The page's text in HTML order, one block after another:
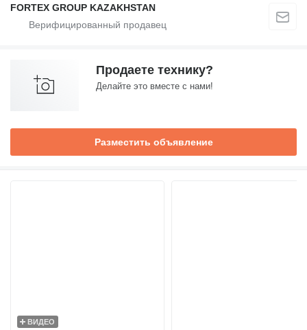
FORTEX GROUP KAZAKHSTAN
Продаете технику?
Делайте это вместе с нами!
Разместить объявление
ВИДЕО